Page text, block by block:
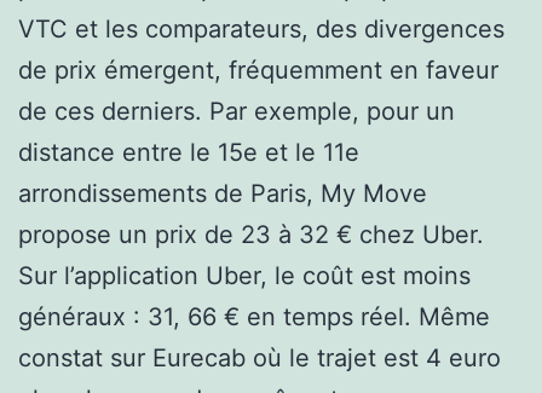
VTC et les comparateurs, des divergences
de prix émergent, fréquemment en faveur
de ces derniers. Par exemple, pour un
distance entre le 15e et le 11e
arrondissements de Paris, My Move
propose un prix de 23 à 32 € chez Uber.
Sur l’application Uber, le coût est moins
généraux : 31, 66 € en temps réel. Même
constat sur Eurecab où le trajet est 4 euro